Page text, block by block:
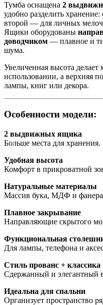
Тумба оснащена 2
удобно разделить
второй — для личных
Ящики оборудованы
доводчиком — плавное и
шума.
Увеличенная высота
использовании, а верхняя
лампы, книг или декора.
Особенности модели:
2 выдвижных ящика
Больше места для хранения.
Удобная высота
Комфорт в прикроватной
Натуральные материалы
Массив бука, МДФ и
Плавное закрывание
Направляющие скрытого
Функциональная
Для лампы, телефона и
Стиль прованс + классика
Сдержанный и элегантный
Идеальна для спальни
Организует пространство